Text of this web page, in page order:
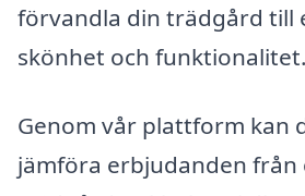
förvandla din trädgård till
skönhet och funktionalitet.
Genom vår plattform kan
jämföra erbjudanden från